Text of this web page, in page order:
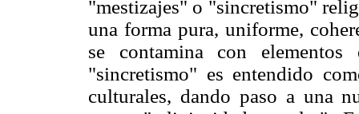
"mestizajes" o "sincretismo"
una forma pura, uniforme,
se contamina con elementos
"sincretismo" es entendido
culturales, dando paso a una